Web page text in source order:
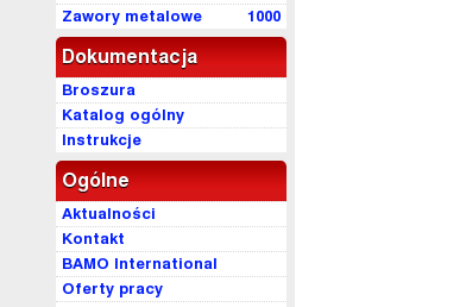
1000
Zawory metalowe
Dokumentacja
Broszura
Katalog ogólny
Instrukcje
Ogólne
Aktualności
Kontakt
BAMO International
Oferty pracy